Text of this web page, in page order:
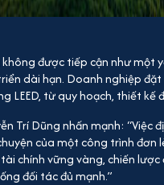
được tiếp cận như
dài hạn. Doanh nghiệp
LEED, từ quy hoạch, thiết kế
Trí Dũngnhấn mạnh: “Việc
của một công trình
chính vững vàng, chiến
đối tác đủ mạnh.”